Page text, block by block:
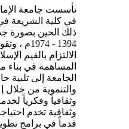
تأسست جامعة
ذلك الحين بصورة
1394 -
الالتزام بالقيم
المساهمة في بناء
الجامعة إلى تلبية
والتنموية من خلال
وثقافياً وفكرياً
وثقافية تخدم
قدماً في برامج